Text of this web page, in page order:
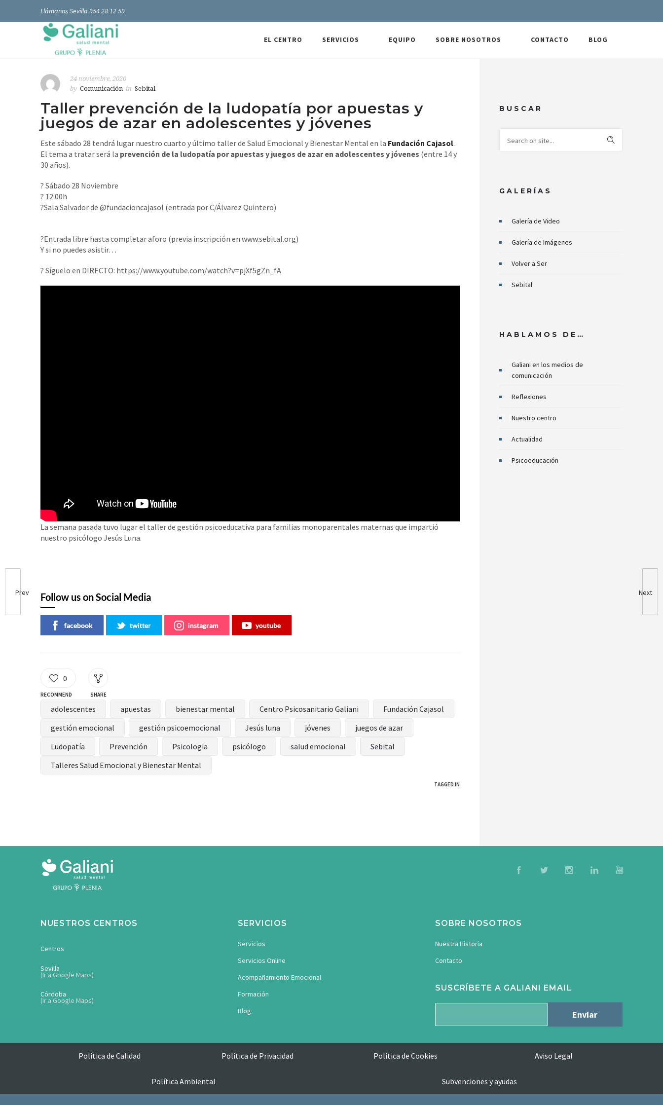
Llámanos Sevilla 954 28 12 59
EL CENTRO SERVICIOS EQUIPO SOBRE NOSOTROS CONTACTO BLOG
Prev Next
24 noviembre, 2020
by Comunicación in Sebital
Taller prevención de la ludopatía por apuestas y
juegos de azar en adolescentes y jóvenes
Este sábado 28 tendrá lugar nuestro cuarto y último taller de Salud Emocional y Bienestar Mental en la Fundación Cajasol.
El tema a tratar será la prevención de la ludopatía por apuestas y juegos de azar en adolescentes y jóvenes (entre 14 y
30 años).
? Sábado 28 Noviembre
? 12:00h
?Sala Salvador de @fundacioncajasol (entrada por C/Álvarez Quintero)
?Entrada libre hasta completar aforo (previa inscripción en www.sebital.org)
Y si no puedes asistir…
? Síguelo en DIRECTO: https://www.youtube.com/watch?v=pjXf5gZn_fA
La semana pasada tuvo lugar el taller de gestión psicoeducativa para familias monoparentales maternas que impartió
nuestro psicólogo Jesús Luna.
Follow us on Social Media
facebook twitter instagram youtube
0
RECOMMEND SHARE
adolescentes apuestas bienestar mental Centro Psicosanitario Galiani
Fundación Cajasol
gestión emocional
gestión psicoemocional Jesús luna jóvenes
juegos de azar
Ludopatía
Prevención Psicologia psicólogo salud emocional
Sebital
Talleres Salud Emocional y Bienestar Mental
TAGGED IN
BUSCAR
GALERÍAS
Galería de Video
Galería de Imágenes
Volver a Ser
Sebital
HABLAMOS DE…
Galiani en los medios de
comunicación
Reflexiones
Nuestro centro
Actualidad
Psicoeducación
NUESTROS CENTROS
Centros
Sevilla
(Ir a Google Maps)
Córdoba
(Ir a Google Maps)
SERVICIOS
Servicios
Servicios Online
Acompañamiento Emocional
Formación
Blog
SOBRE NOSOTROS
Nuestra Historia
Contacto
SUSCRÍBETE A GALIANI EMAIL
Política de Calidad Política de Privacidad Política de Cookies Aviso Legal
Política Ambiental Subvenciones y ayudas